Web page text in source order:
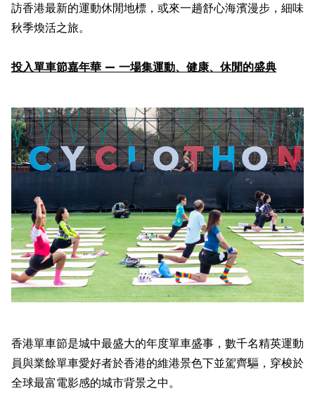
訪香港最新的運動休閒地標，或來一趟舒心海濱漫步，細味
秋季煥活之旅。
投入單車節嘉年華 — 一場集運動、健康、休閒的盛典
香港單車節是城中最盛大的年度單車盛事，數千名精英運動
員與業餘單車愛好者於香港的維港景色下並駕齊驅，穿梭於
全球最富電影感的城市背景之中。